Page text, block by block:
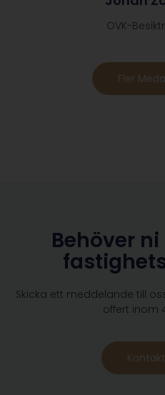
OVK-
Fler
Behöver
Skicka ett meddelande till
offert inom